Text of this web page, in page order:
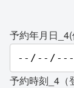
予約年月日_4(
予約時刻_4（